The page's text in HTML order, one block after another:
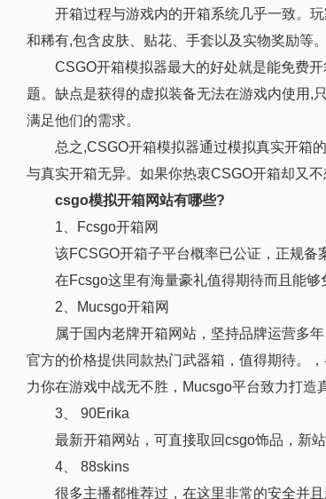
开箱过程与游戏内的开箱系统几乎一致。
和稀有,包含皮肤、贴花、手套以及实物奖励等
CSGO开箱模拟器最大的好处就是能免费
题。缺点是获得的虚拟装备无法在游戏内使用,
满足他们的需求。
总之,CSGO开箱模拟器通过模拟真实开箱
与真实开箱无异。如果你热衷CSGO开箱却又
csgo模拟开箱网站有哪些?
1、Fcsgo开箱网
该FCSGO开箱子平台概率已公证，正规备
在Fcsgo这里有海量豪礼值得期待而且能
2、Mucsgo开箱网
属于国内老牌开箱网站，坚持品牌运营多
官方的价格提供同款热门武器箱，值得期待。
力你在游戏中战无不胜，Mucsgo平台致力打造
3、 90Erika
最新开箱网站，可直接取回csgo饰品，新站
4、 88skins
很多主播都推荐过，在这里非常的安全并